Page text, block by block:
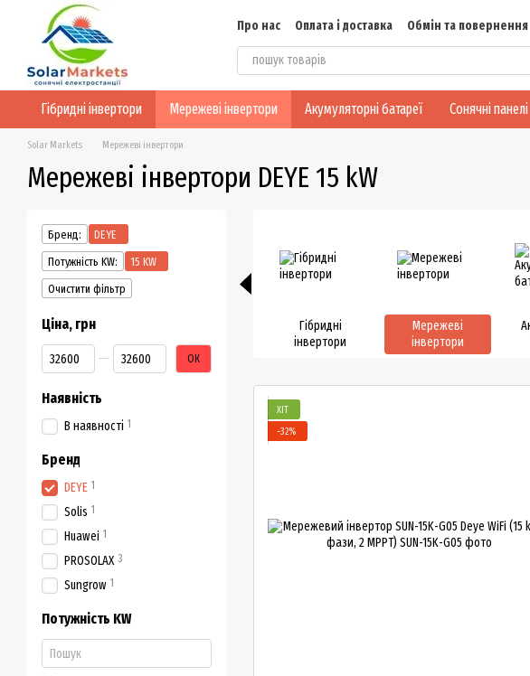
Перейти до основного контенту
Про нас Оплата і доставка Обмін та повернення
Блог
Конфіденційність Відгуки
Гібридні інвертори Мережеві інвертори Акумуляторні батареї Сонячні панелі
Solar Markets Мережеві інвертори
Мережеві інвертори DEYE 15 kW
Гібридні
інвертори
Мережеві
інвертори
ХІТ
−32%
Бренд:
DEYE
Потужність KW:
15 KW
Очистити фільтр
Ціна, грн
Від Ціна, грн
До Ціна, грн ОК
Наявність
В наявності 1
Бренд
DEYE 1
Solis 1
Huawei 1
PROSOLAX 3
Sungrow 1
Потужність KW